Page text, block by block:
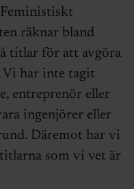
räknar bland
titlar för att avgöra
Vi har inte tagit
entreprenör eller
ingenjörer eller
Däremot har vi
som vi vet är